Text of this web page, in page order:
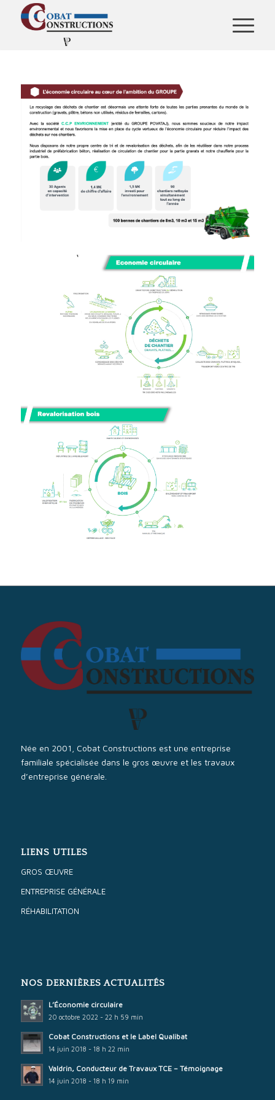
Née en 2001, Cobat Constructions est une entreprise
familiale spécialisée dans le gros œuvre et les travaux
d’entreprise générale.
LIENS UTILES
GROS ŒUVRE
ENTREPRISE GÉNÉRALE
RÉHABILITATION
NOS DERNIÈRES ACTUALITÉS
L’Économie circulaire
20 octobre 2022 - 22 h 59 min
Cobat Constructions et le Label Qualibat
14 juin 2018 - 18 h 22 min
Valdrin, Conducteur de Travaux TCE – Témoignage
14 juin 2018 - 18 h 19 min